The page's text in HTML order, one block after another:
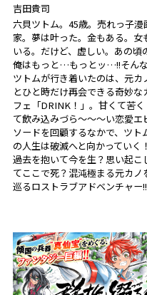
吉田貴司
六貝ツトム。45歳。売れっ子漫
家。夢は叶った。金もある。女
いる。だけど、虚しい。あの頃
俺はもっと…もっとッ…!!そんな
ツトムが行き着いたのは、元カ
とひと時だけ再会できる奇妙な
フェ「DRINK！」。甘くて苦く
て飲み込みづら～～～い恋愛エ
ソードを回顧するなかで、ツト
の人生は破滅へと向かっていく！
過去を抱いて今を生？思い起こ
てここで死？混沌極まる元カノ
巡るロストラブアドベンチャー!!